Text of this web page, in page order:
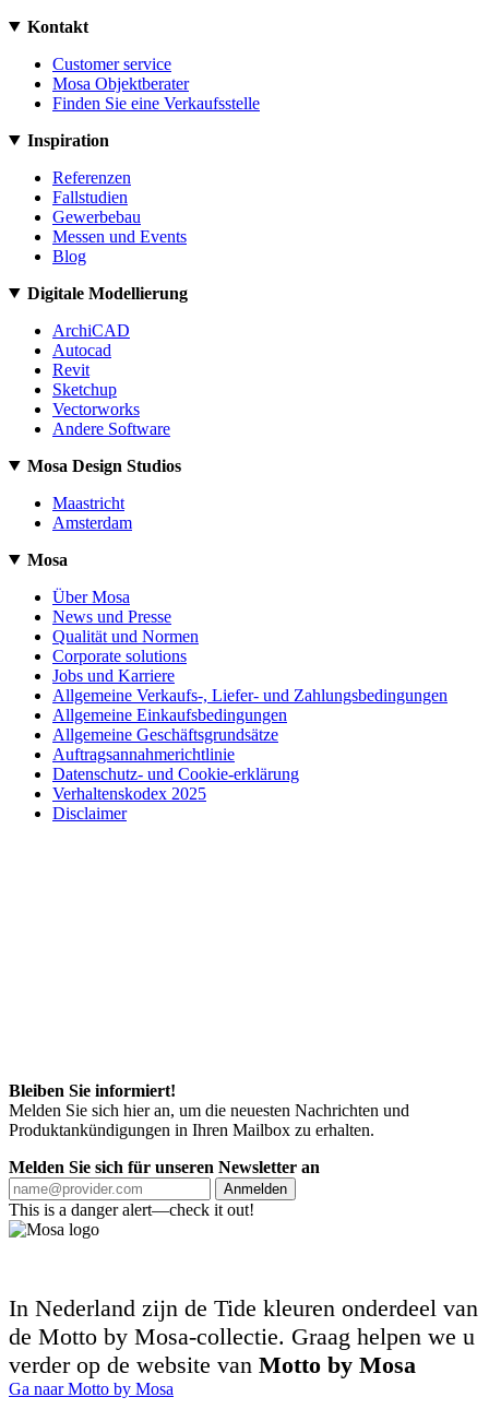
Kontakt
Customer service
Mosa Objektberater
Finden Sie eine Verkaufsstelle
Inspiration
Referenzen
Fallstudien
Gewerbebau
Messen und Events
Blog
Digitale Modellierung
ArchiCAD
Autocad
Revit
Sketchup
Vectorworks
Andere Software
Mosa Design Studios
Maastricht
Amsterdam
Mosa
Über Mosa
News und Presse
Qualität und Normen
Corporate solutions
Jobs und Karriere
Allgemeine Verkaufs-, Liefer- und Zahlungsbedingungen
Allgemeine Einkaufsbedingungen
Allgemeine Geschäftsgrundsätze
Auftragsannahmerichtlinie
Datenschutz- und Cookie-erklärung
Verhaltenskodex 2025
Disclaimer
Bleiben Sie informiert!
Melden Sie sich hier an, um die neuesten Nachrichten und
Produktankündigungen in Ihren Mailbox zu erhalten.
Melden Sie sich für unseren Newsletter an
Anmelden
This is a danger alert—check it out!
In Nederland zijn de Tide kleuren onderdeel van
de Motto by Mosa-collectie. Graag helpen we u
verder op de website van Motto by Mosa
Ga naar Motto by Mosa